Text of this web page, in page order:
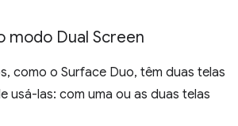
modo Dual Screen
como o Surface Duo, têm duas telas
usá-las: com uma ou as duas telas